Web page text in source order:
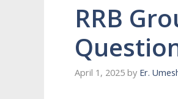
RRB
April 1, 2025 by Er.